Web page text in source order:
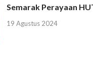
Semarak Perayaan
19 Agustus 2024